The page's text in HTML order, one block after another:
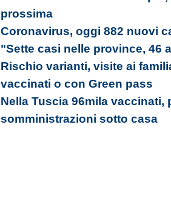
prossima
Coronavirus, oggi 882 nuovi
"Sette casi nelle province, 46
Rischio varianti, visite ai
vaccinati o con Green pass
Nella Tuscia 96mila vaccinati,
somministrazioni sotto casa